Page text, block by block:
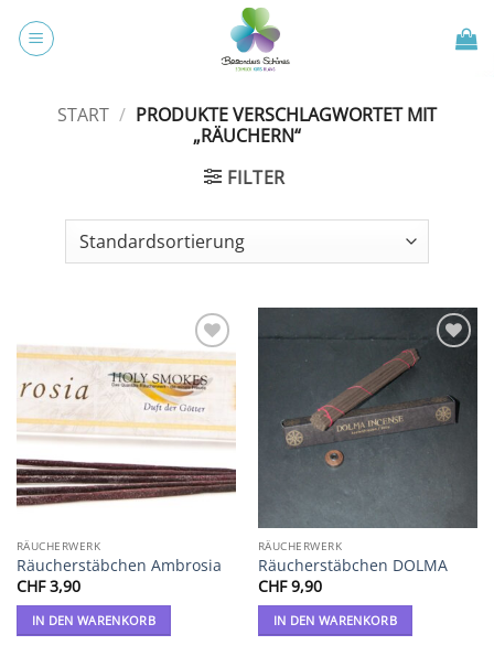
Inhalt
START / PRODUKTE VERSCHLAGWORTET MIT
„RÄUCHERN“
FILTER
Zur
Wunschliste
hinzufügen
RÄUCHERWERK
Räucherstäbchen Ambrosia
CHF3,90
IN DEN WARENKORB
Zur
Wunschliste
hinzufügen
RÄUCHERWERK
Räucherstäbchen DOLMA
CHF9,90
IN DEN WARENKORB